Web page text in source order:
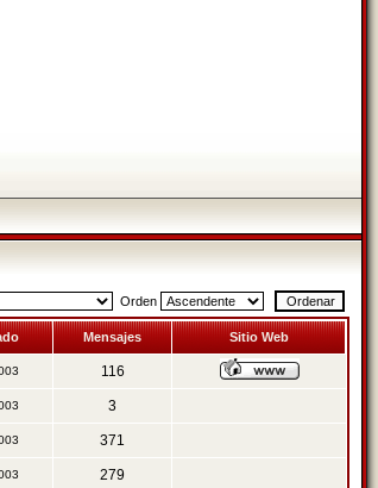
Orden
Mensajes Sitio Web
116
3
371
279